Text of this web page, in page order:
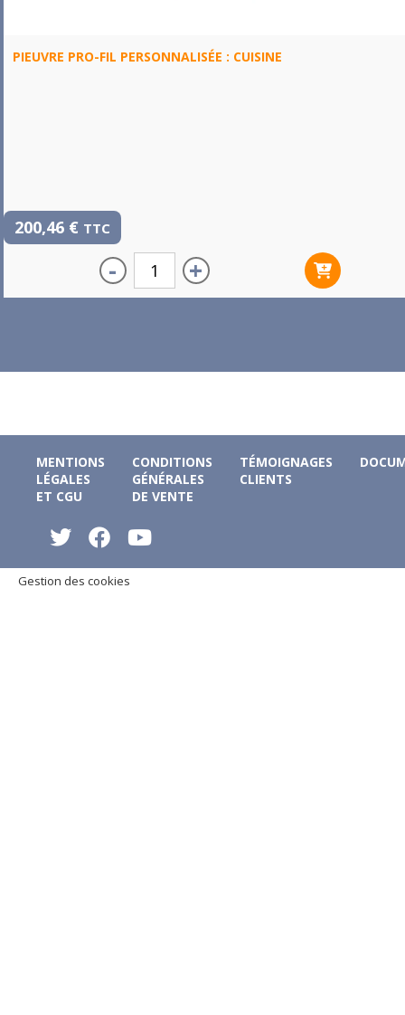
PIEUVRE PRO-FIL PERSONNALISÉE : CUISINE
200,46 € TTC
- +
MENTIONS
LÉGALES
ET CGU
CONDITIONS
GÉNÉRALES
DE VENTE
TÉMOIGNAGES
CLIENTS
Gestion des cookies